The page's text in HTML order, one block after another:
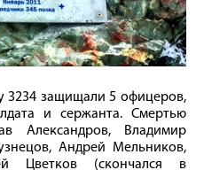
3234 защищали 5 офицеров,
и сержанта. Смертью
Александров, Владимир
Андрей Мельников,
Цветков (скончался в